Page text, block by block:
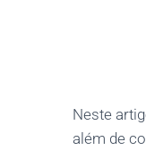
Neste
além de